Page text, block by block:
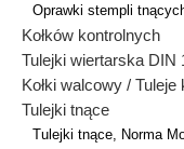
Oprawki stempli
Kołków kontrolnych
Tulejki wiertarska DIN
Kołki walcowy / Tuleje
Tulejki tnące
Tulejki tnące, Norma